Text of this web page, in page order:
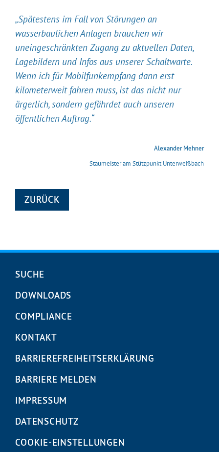
„Spätestens im Fall von Störungen an
wasserbaulichen Anlagen brauchen wir
uneingeschränkten Zugang zu aktuellen Daten,
Lagebildern und Infos aus unserer Schaltwarte.
Wenn ich für Mobilfunkempfang dann erst
kilometerweit fahren muss, ist das nicht nur
ärgerlich, sondern gefährdet auch unseren
öffentlichen Auftrag.“
Alexander Mehner
Staumeister am Stützpunkt Unterweißbach
ZURÜCK
Navigation
SUCHE
DOWNLOADS
COMPLIANCE
KONTAKT
BARRIEREFREIHEITS­ERKLÄRUNG
BARRIERE MELDEN
IMPRESSUM
DATENSCHUTZ
COOKIE-EINSTELLUNGEN